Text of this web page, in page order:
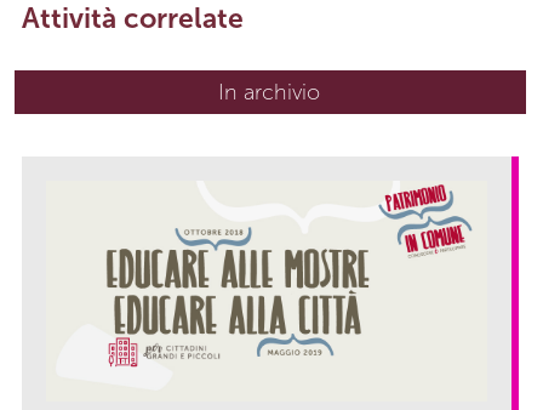
Attività correlate
In archivio